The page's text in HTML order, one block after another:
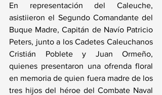
En representación del Caleuche,
asistiieron el Segundo Comandante del
Buque Madre, Capitán de Navío Patricio
Peters, junto a los Cadetes Caleuchanos
Cristián Poblete y Juan Ormeño,
quienes presentaron una ofrenda floral
en memoria de quien fuera madre de los
tres hijos del héroe del Combate Naval